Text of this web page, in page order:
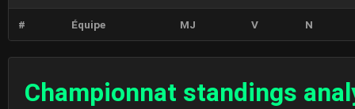
# Équipe MJ V N
Championnat standings